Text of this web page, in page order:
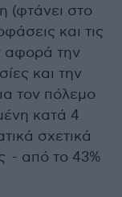
(φτάνει στο
και τις
αφορά την
και την
τον πόλεμο
κατά 4
σχετικά
- από το 43%